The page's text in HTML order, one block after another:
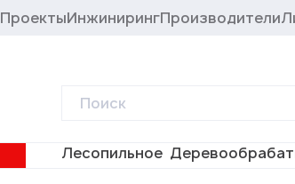
ПроектыИнжинирингПроизводители
Лесопильное